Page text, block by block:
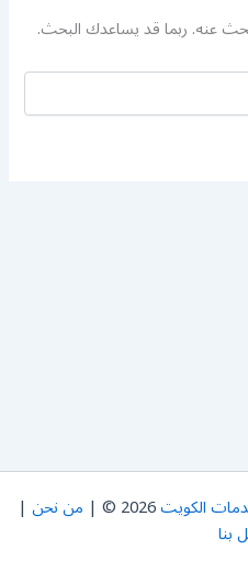
عنه. ربما قد يساعدك البحث.
الكويت2026 © | من نحن |
بنا